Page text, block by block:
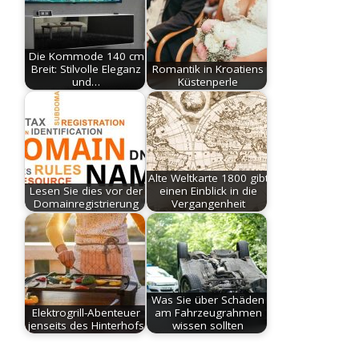
Die Kommode 140 cm
Breit: Stilvolle Eleganz
und…
Romantik in Kroatiens
Küstenperle
Lesen Sie dies vor der
Domainregistrierung
Alte Weltkarte 1800 gibt
einen Einblick in die
Vergangenheit
Elektrogrill-Abenteuer
jenseits des Hinterhofs
Was Sie über Schäden
am Fahrzeugrahmen
wissen sollten